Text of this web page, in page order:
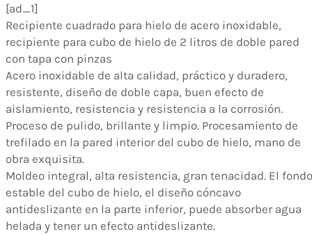
[ad_1]
Recipiente cuadrado para hielo de acero inoxidable,
recipiente para cubo de hielo de 2 litros de doble pared
con tapa con pinzas
Acero inoxidable de alta calidad, práctico y duradero,
resistente, diseño de doble capa, buen efecto de
aislamiento, resistencia y resistencia a la corrosión.
Proceso de pulido, brillante y limpio. Procesamiento de
trefilado en la pared interior del cubo de hielo, mano de
obra exquisita.
Moldeo integral, alta resistencia, gran tenacidad. El fondo
estable del cubo de hielo, el diseño cóncavo
antideslizante en la parte inferior, puede absorber agua
helada y tener un efecto antideslizante.